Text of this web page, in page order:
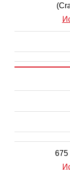
675